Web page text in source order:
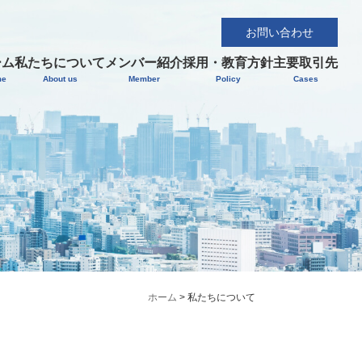
お問い合わせ
私たちについて
About us
メンバー紹介
Member
採用・教育方針
Policy
主要取引先
Cases
ホーム > 私たちについて